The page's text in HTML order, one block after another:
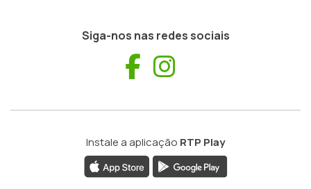
Siga-nos nas redes sociais
Facebook
Instale a aplicação RTP Play